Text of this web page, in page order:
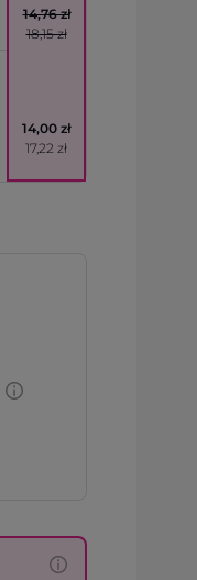
14,76 zł
18,15 zł
14,00 zł
17,22 zł